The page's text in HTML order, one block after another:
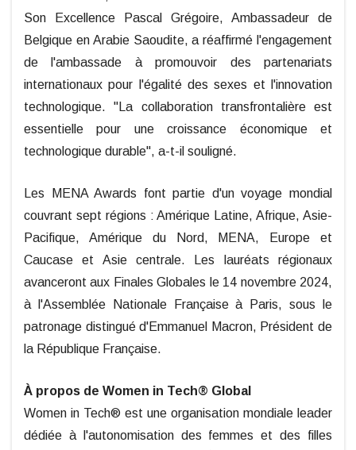
Son Excellence Pascal Grégoire, Ambassadeur de
Belgique en Arabie Saoudite, a réaffirmé l'engagement
de l'ambassade à promouvoir des partenariats
internationaux pour l'égalité des sexes et l'innovation
technologique. "La collaboration transfrontalière est
essentielle pour une croissance économique et
technologique durable", a-t-il souligné.
Les MENA Awards font partie d'un voyage mondial
couvrant sept régions : Amérique Latine, Afrique, Asie-
Pacifique, Amérique du Nord, MENA, Europe et
Caucase et Asie centrale. Les lauréats régionaux
avanceront aux Finales Globales le 14 novembre 2024,
à l'Assemblée Nationale Française à Paris, sous le
patronage distingué d'Emmanuel Macron, Président de
la République Française.
À propos de Women in Tech® Global
Women in Tech® est une organisation mondiale leader
dédiée à l'autonomisation des femmes et des filles